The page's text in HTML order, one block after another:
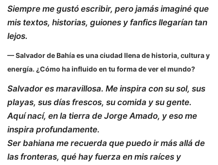
Siempre me gustó escribir, pero jamás imaginé que
mis textos, historias, guiones y fanfics llegarían tan
lejos.
— Salvador de Bahía es una ciudad llena de historia, cultura y
energía. ¿Cómo ha influido en tu forma de ver el mundo?
Salvador es maravillosa. Me inspira con su sol, sus
playas, sus días frescos, su comida y su gente.
Aquí nací, en la tierra de Jorge Amado, y eso me
inspira profundamente.
Ser bahiana me recuerda que puedo ir más allá de
las fronteras, qué hay fuerza en mis raíces y